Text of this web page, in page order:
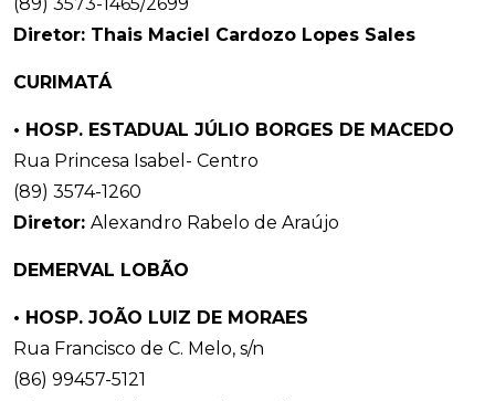
Diretor: Thais Maciel Cardozo Lopes Sales
CURIMATÁ
• HOSP. ESTADUAL JÚLIO BORGES DE MACEDO
Rua Princesa Isabel- Centro
(89) 3574-1260
Diretor: Alexandro Rabelo de Araújo
DEMERVAL LOBÃO
• HOSP. JOÃO LUIZ DE MORAES
Rua Francisco de C. Melo, s/n
(86) 99457-5121